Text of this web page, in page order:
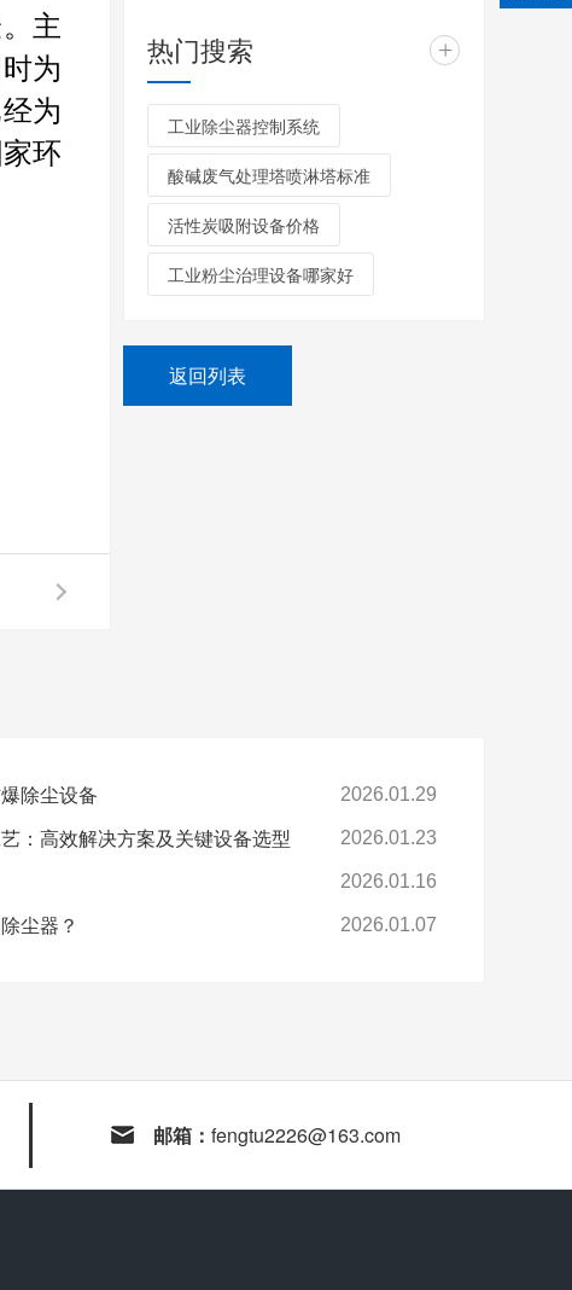
主
为
为
环
热门搜索 +
工业除尘器控制系统
酸碱废气处理塔喷淋塔标准
活性炭吸附设备价格
工业粉尘治理设备哪家好
返回列表
除尘设备 2026.01.29
：高效解决方案及关键设备选型 2026.01.23
2026.01.16
尘器？ 2026.01.07
邮箱： fengtu2226@163.com